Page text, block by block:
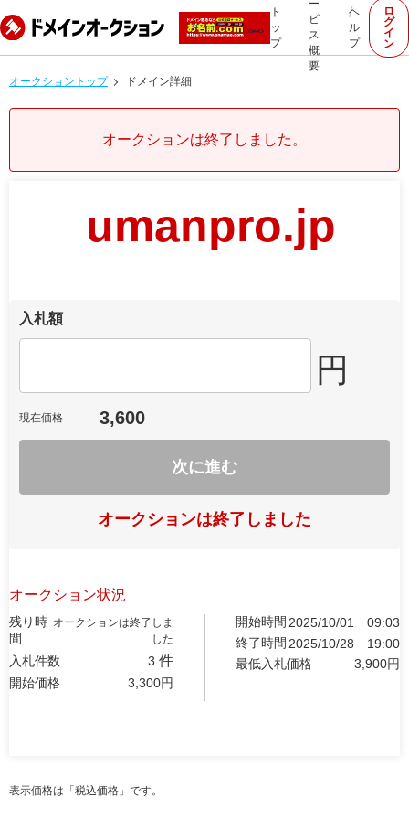
ト
ッ
プ
ー
ビ
ス
概
要
ヘ
ル
プ
ロ
グ
イ
ン
オークショントップ ドメイン詳細
オークションは終了しました。
umanpro.jp
入札額
円
現在価格 3,600
次に進む
オークションは終了しました
オークション状況
残り時
間
オークションは終了しま
した
入札件数 3 件
開始価格 3,300円
開始時間 2025/10/01
09:03
終了時間 2025/10/28
19:00
最低入札価格
3,900円
表示価格は「税込価格」です。